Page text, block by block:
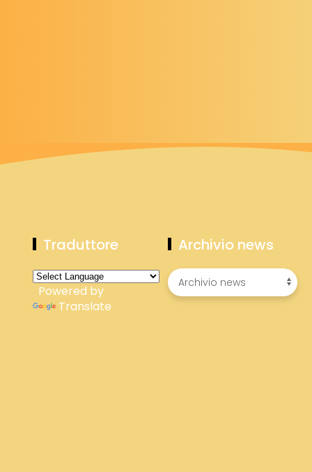
Traduttore
Powered by
Translate
Archivio news